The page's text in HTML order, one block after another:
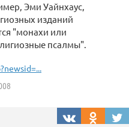
Эми Уайнхаус,
изданий
"монахи или
псалмы".